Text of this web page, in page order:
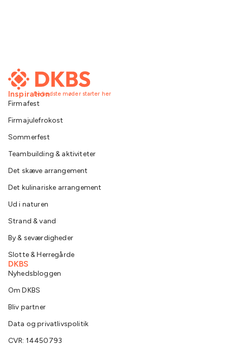
De bedste møder starter her
Inspiration
Firmafest
Firmajulefrokost
Sommerfest
Teambuilding & aktiviteter
Det skæve arrangement
Det kulinariske arrangement
Ud i naturen
Strand & vand
By & seværdigheder
Slotte & Herregårde
DKBS
Nyhedsbloggen
Om DKBS
Bliv partner
Data og privatlivspolitik
CVR: 14450793